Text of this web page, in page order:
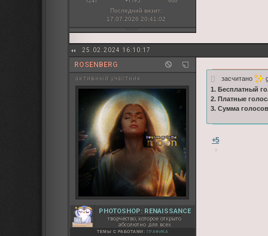
Последний визит:
17.07.2026 20:41:02
25.02.2024 16:10:17
ROSENBERG
активный участник
PHOTOSHOP: RENAISSANCE
творчество, которое открыто
абсолютно для всех
ТЕМЫ С РАБОТАМИ: ГРАФИКА
засчитано
1. Бесплатный
2. Платные
3. Сумма
+5